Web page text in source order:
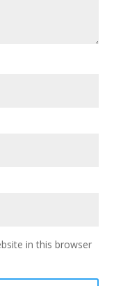
in this browser